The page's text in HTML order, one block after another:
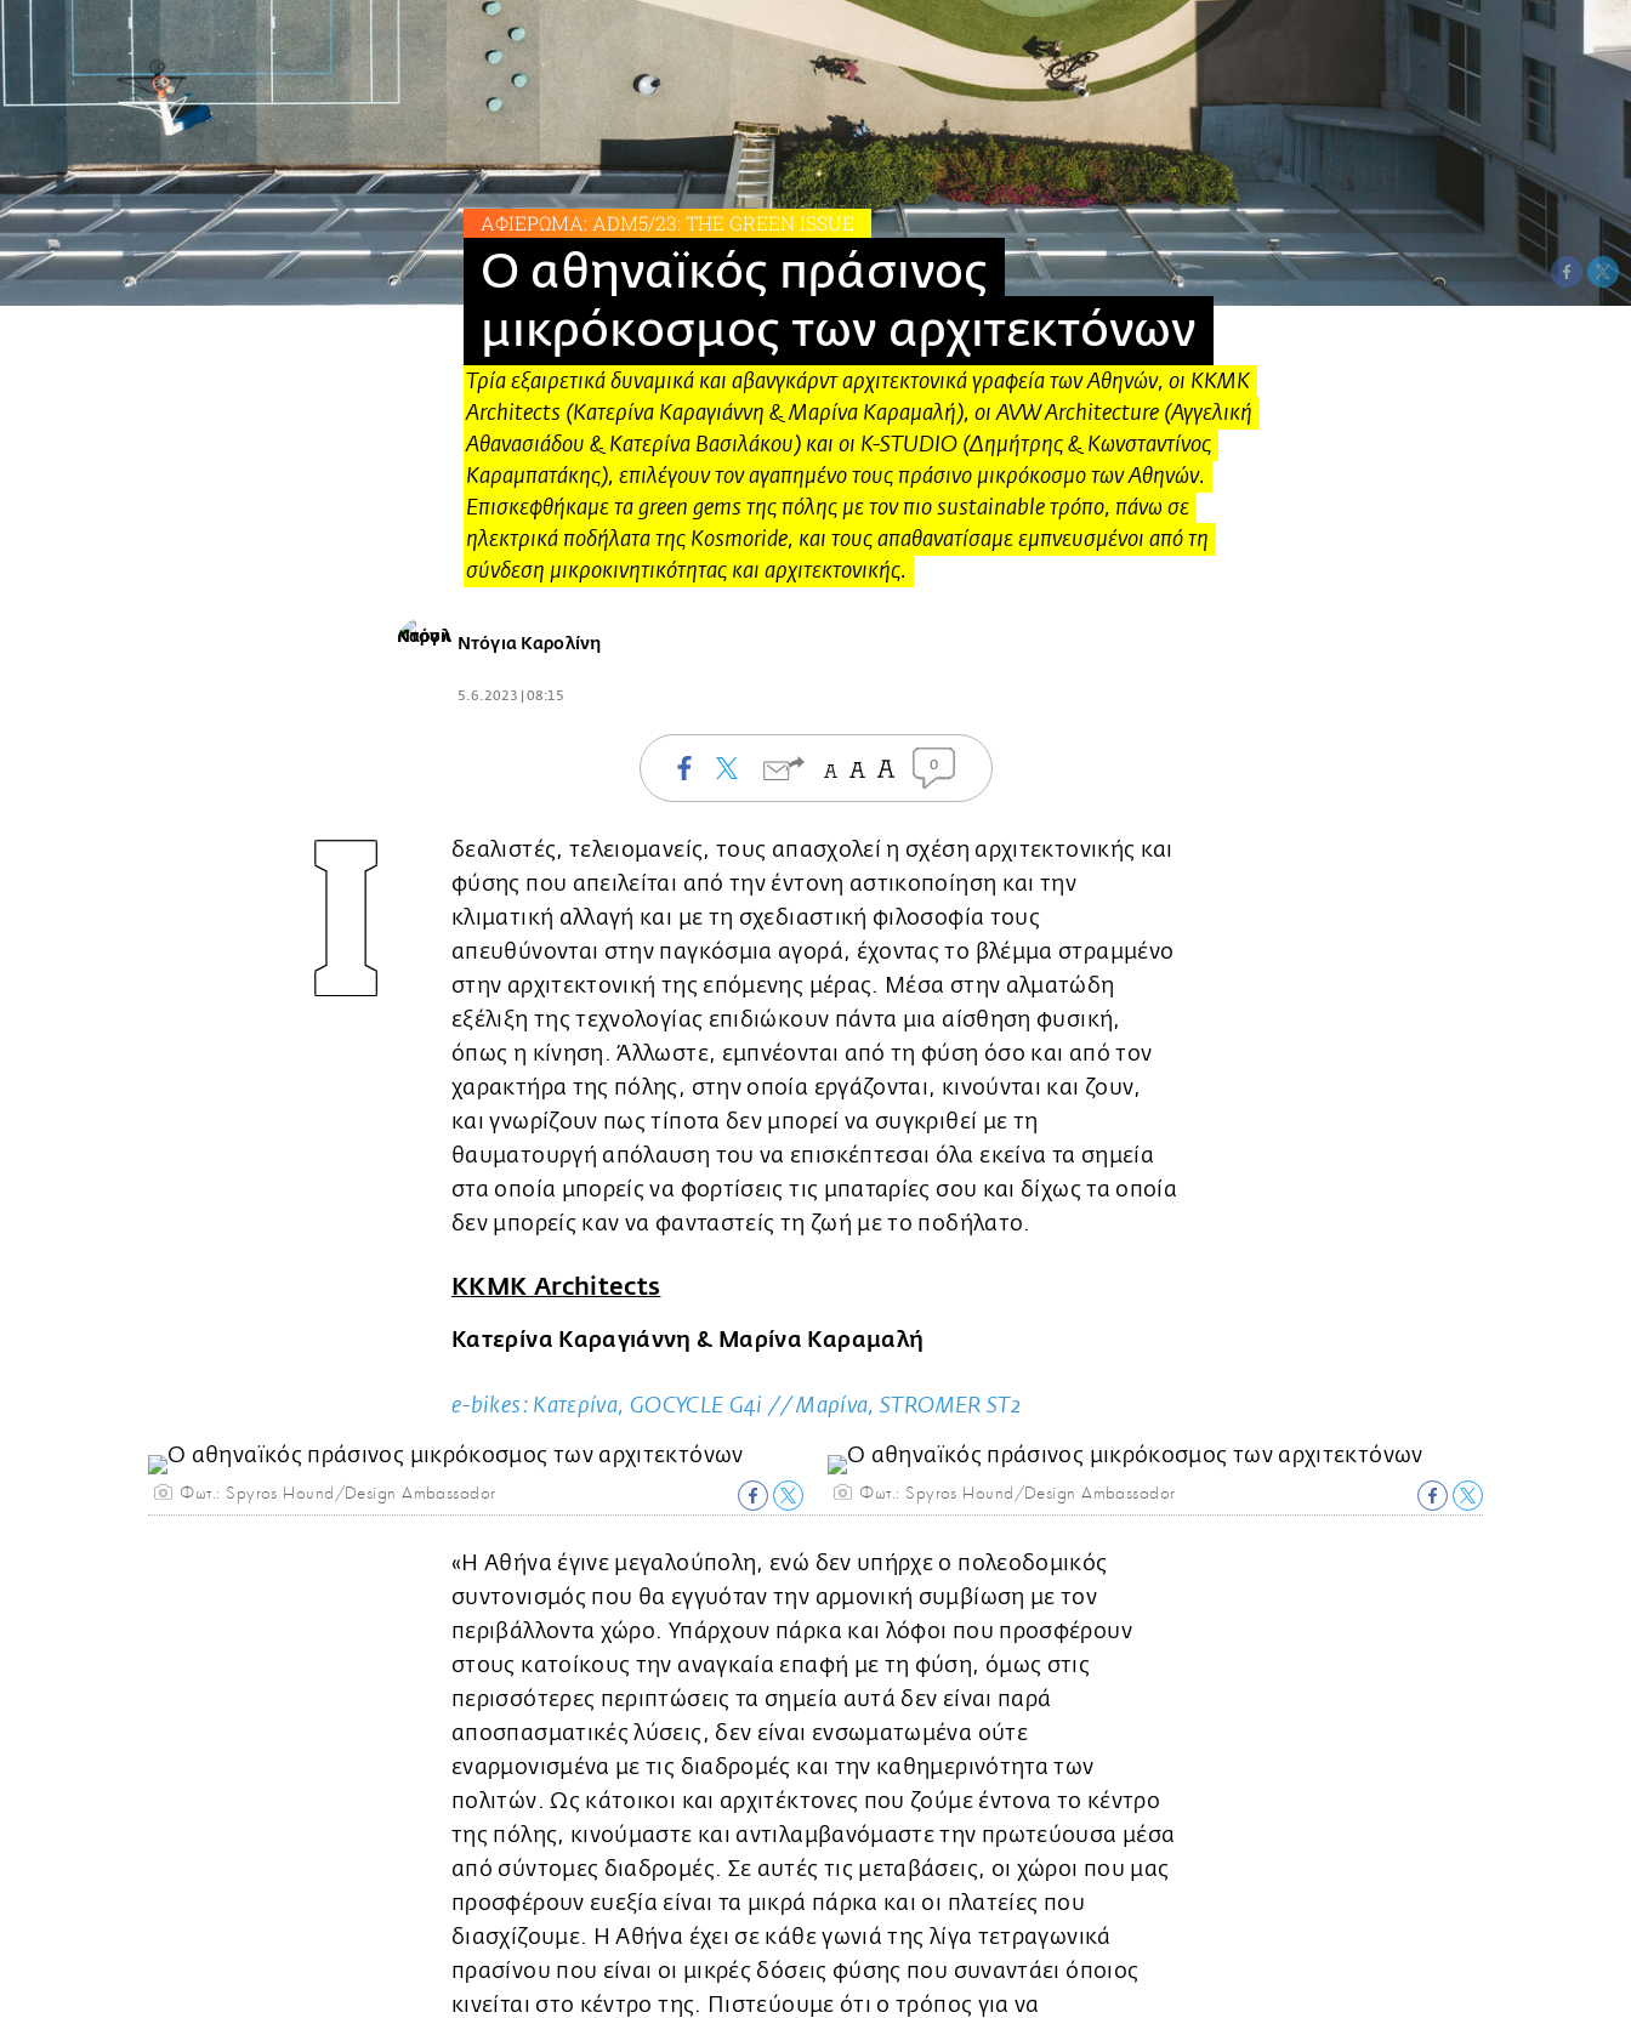
ΑΦΙΕΡΩΜΑ: ADM5/23: THE GREEN ISSUE
O αθηναϊκός πράσινος
μικρόκοσμος των αρχιτεκτόνων
Τρία εξαιρετικά δυναμικά και αβανγκάρντ αρχιτεκτονικά γραφεία των Αθηνών, οι ΚΚΜΚ
Architects (Κατερίνα Καραγιάννη & Μαρίνα Καραμαλή), οι AVW Architecture (Αγγελική
Αθανασιάδου & Κατερίνα Βασιλάκου) και οι K-STUDIO (Δημήτρης & Κωνσταντίνος
Καραμπατάκης), επιλέγουν τον αγαπημένο τους πράσινο μικρόκοσμο των Αθηνών.
Επισκεφθήκαμε τα green gems της πόλης με τον πιο sustainable τρόπο, πάνω σε
ηλεκτρικά ποδήλατα της Kosmoride, και τους απαθανατίσαμε εμπνευσμένοι από τη
σύνδεση μικροκινητικότητας και αρχιτεκτονικής.
Ντόγια Καρολίνη
5.6.2023 | 08:15
0
Ι
δεαλιστές, τελειομανείς, τους απασχολεί η σχέση αρχιτεκτονικής και
φύσης που απειλείται από την έντονη αστικοποίηση και την
κλιματική αλλαγή και με τη σχεδιαστική φιλοσοφία τους
απευθύνονται στην παγκόσμια αγορά, έχοντας το βλέμμα στραμμένο
στην αρχιτεκτονική της επόμενης μέρας. Μέσα στην αλματώδη
εξέλιξη της τεχνολογίας επιδιώκουν πάντα μια αίσθηση φυσική,
όπως η κίνηση. Άλλωστε, εμπνέονται από τη φύση όσο και από τον
χαρακτήρα της πόλης, στην οποία εργάζονται, κινούνται και ζουν,
και γνωρίζουν πως τίποτα δεν μπορεί να συγκριθεί με τη
θαυματουργή απόλαυση του να επισκέπτεσαι όλα εκείνα τα σημεία
στα οποία μπορείς να φορτίσεις τις μπαταρίες σου και δίχως τα οποία
δεν μπορείς καν να φανταστείς τη ζωή με το ποδήλατο.
ΚΚΜΚ Architects
Κατερίνα Καραγιάννη & Μαρίνα Καραμαλή
e-bikes: Κατερίνα, GOCYCLE G4i // Μαρίνα, STROMER ST2
Φωτ.: Spyros Hound/Design Ambassador Φωτ.: Spyros Hound/Design Ambassador
«Η Αθήνα έγινε μεγαλούπολη, ενώ δεν υπήρχε ο πολεοδομικός
συντονισμός που θα εγγυόταν την αρμονική συμβίωση με τον
περιβάλλοντα χώρο. Υπάρχουν πάρκα και λόφοι που προσφέρουν
στους κατοίκους την αναγκαία επαφή με τη φύση, όμως στις
περισσότερες περιπτώσεις τα σημεία αυτά δεν είναι παρά
αποσπασματικές λύσεις, δεν είναι ενσωματωμένα ούτε
εναρμονισμένα με τις διαδρομές και την καθημερινότητα των
πολιτών. Ως κάτοικοι και αρχιτέκτονες που ζούμε έντονα το κέντρο
της πόλης, κινούμαστε και αντιλαμβανόμαστε την πρωτεύουσα μέσα
από σύντομες διαδρομές. Σε αυτές τις μεταβάσεις, οι χώροι που μας
προσφέρουν ευεξία είναι τα μικρά πάρκα και οι πλατείες που
διασχίζουμε. Η Αθήνα έχει σε κάθε γωνιά της λίγα τετραγωνικά
πρασίνου που είναι οι μικρές δόσεις φύσης που συναντάει όποιος
κινείται στο κέντρο της. Πιστεύουμε ότι ο τρόπος για να